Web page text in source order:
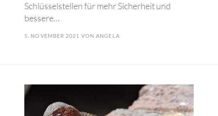
Schlüsselstellen für mehr Sicherheit und
bessere…
5. NOVEMBER 2021 VONANGELA